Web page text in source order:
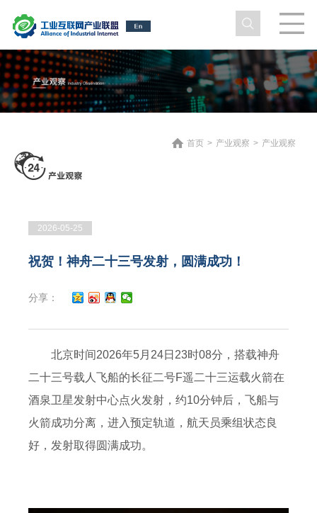
首页 > 产业观察 > 产业观察
2026-05-25
祝贺！神舟二十三号发射，圆满成功！
分享：
北京时间2026年5月24日23时08分，搭载神舟
二十三号载人飞船的长征二号F遥二十三运载火箭在
酒泉卫星发射中心点火发射，约10分钟后，飞船与
火箭成功分离，进入预定轨道，航天员乘组状态良
好，发射取得圆满成功。